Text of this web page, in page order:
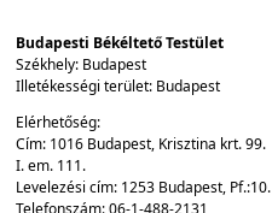
Budapesti Békéltető Testület
Székhely: Budapest
Illetékességi terület: Budapest
Elérhetőség:
Cím: 1016 Budapest, Krisztina krt. 99.
I. em. 111.
Levelezési cím: 1253 Budapest, Pf.:10.
Telefonszám: 06-1-488-2131